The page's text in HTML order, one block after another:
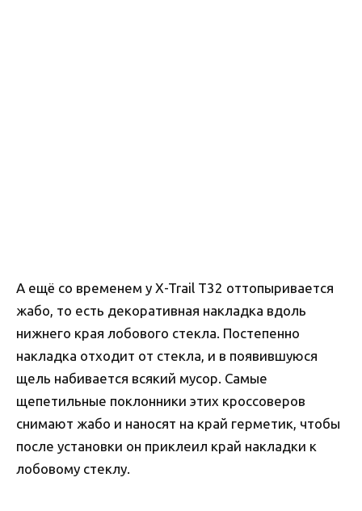
А ещё со временем у X-Trail Т32 оттопыривается
жабо, то есть декоративная накладка вдоль
нижнего края лобового стекла. Постепенно
накладка отходит от стекла, и в появившуюся
щель набивается всякий мусор. Самые
щепетильные поклонники этих кроссоверов
снимают жабо и наносят на край герметик, чтобы
после установки он приклеил край накладки к
лобовому стеклу.